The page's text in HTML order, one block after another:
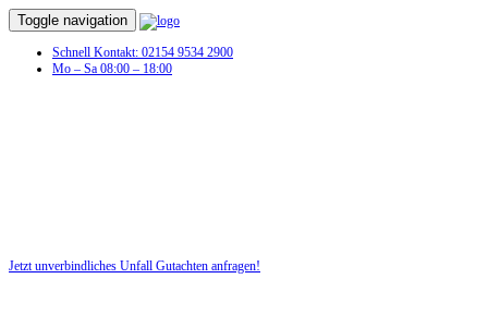
Toggle navigation
Schnell Kontakt: 02154 9534 2900
Mo – Sa 08:00 – 18:00
Jetzt unverbindliches Unfall Gutachten anfragen!